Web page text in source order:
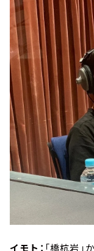
イモト： 「橋杭岩」